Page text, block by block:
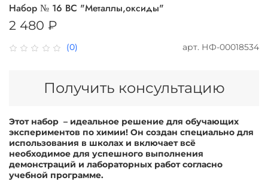
(0) арт. НФ-00018534
Набор № 16 ВС "Металлы,оксиды"
2 480 ₽
Получить консультацию
Этот набор – идеальное решение для обучающих
экспериментов по химии! Он создан специально для
использования в школах и включает всё
необходимое для успешного выполнения
демонстраций и лабораторных работ согласно
учебной программе.